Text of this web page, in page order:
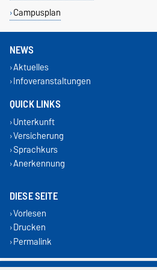
Campusplan
NEWS
Aktuelles
Infoveranstaltungen
QUICK LINKS
Unterkunft
Versicherung
Sprachkurs
Anerkennung
DIESE SEITE
Vorlesen
Drucken
Permalink